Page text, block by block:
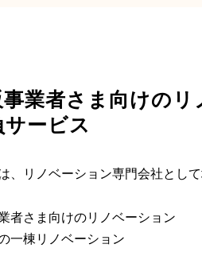
事業者さま向けの
ービス
、リノベーション専門会社とし
者さま向けのリノベーション
一棟リノベーション